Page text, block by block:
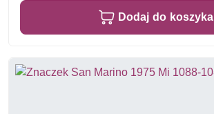
Dodaj do koszyka